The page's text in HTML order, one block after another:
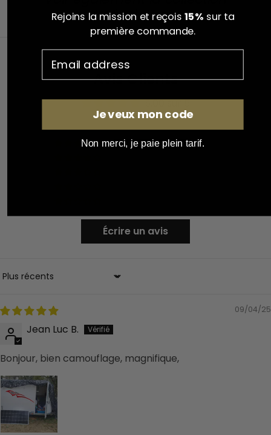
: Matériel Bivouac
Avis Clients
5.00 sur 5
Basé sur 1 avis
1
Écrire un avis
Sort by
09/04/25
Jean Luc B.
Bonjour, bien camouflage, magnifique,
Rejoins la mission et reçois 15% sur ta
première commande.
Je veux mon code
Non merci, je paie plein tarif.